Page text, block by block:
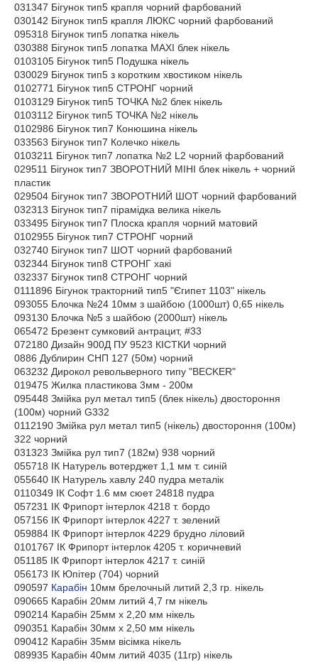
031347 Бігунок тип5 крапля чорний фарбований
030142 Бігунок тип5 крапля ЛЮКС чорний фарбований
095318 Бігунок тип5 лопатка нікель
030388 Бігунок тип5 лопатка MAXI блек нікель
0103105 Бігунок тип5 Подушка нікель
030029 Бігунок тип5 з коротким хвостиком нікель
0102771 Бігунок тип5 СТРОНГ чорний
0103129 Бігунок тип5 ТОЧКА №2 блек нікель
0103112 Бігунок тип5 ТОЧКА №2 нікель
0102986 Бігунок тип7 Конюшина нікель
033563 Бігунок тип7 Колечко нікель
0103211 Бігунок тип7 лопатка №2 L2 чорний фарбований
029511 Бігунок тип7 ЗВОРОТНИЙ МІНІ блек нікель + чорний
пластик
029504 Бігунок тип7 ЗВОРОТНИЙ ШОТ чорний фарбований
032313 Бігунок тип7 пірамідка велика нікель
033495 Бігунок тип7 Плоска крапля чорний матовий
0102955 Бігунок тип7 СТРОНГ чорний
032740 Бігунок тип7 ШОТ чорний фарбований
032344 Бігунок тип8 СТРОНГ хакі
032337 Бігунок тип8 СТРОНГ чорний
0111896 Бігунок тракторний тип5 "Єгипет 1103" нікель
093055 Блочка №24 10мм з шайбою (1000шт) 0,65 нікель
093130 Блочка №5 з шайбою (2000шт) нікель
065472 Брезент сумковий антрацит, #33
072180 Дизайн 900Д ПУ 9523 КІСТКИ чорний
0886 Дублирин СНП 127 (50м) чорний
063232 Дирокол револьверного типу "BECKER"
019475 Жилка пластикова 3мм - 200м
095448 Змійка рул метал тип5 (блек нікель) двостороння
(100м) чорний G332
0112190 Змійка рул метал тип5 (нікель) двостороння (100м)
322 чорний
031323 Змійка рул тип7 (182м) 938 чорний
055718 ІК Натурель вотерджет 1,1 мм т. синій
055640 ІК Натурель хавлу 240 пудра металік
0110349 ІК Софт 1.6 мм сюет 24818 пудра
057231 ІК Фрипорт інтерлок 4218 т. бордо
057156 ІК Фрипорт інтерлок 4227 т. зелений
059884 ІК Фрипорт інтерлок 4229 брудно ліловий
0101767 ІК Фрипорт інтерлок 4205 т. коричневий
051185 ІК Фрипорт інтерлок 4217 т. синій
056173 ІК Юпітер (704) чорний
090597 Карабін 10мм брелочный литий 2,3 гр. нікель
090665 Карабін 20мм литий 4,7 гм нікель
090214 Карабін 25мм х 2,20 мм нікель
090351 Карабін 30мм х 2,50 мм нікель
090412 Карабін 35мм вісімка нікель
089935 Карабін 40мм литий 4035 (11гр) нікель